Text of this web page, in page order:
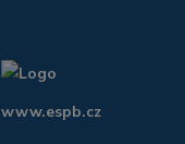
www.espb.cz